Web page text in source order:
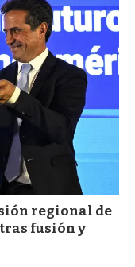
regional de
fusión y